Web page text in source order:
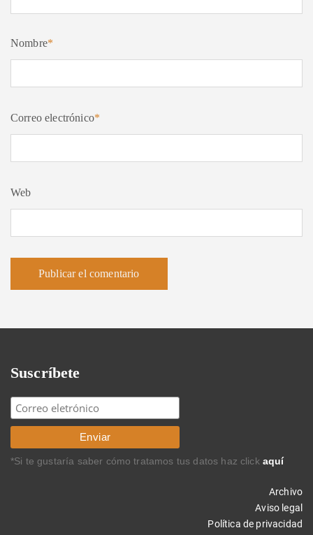
Nombre*
Correo electrónico*
Web
Suscríbete
*Si te gustaría saber cómo tratamos tus datos haz click aquí
Archivo
Aviso legal
Política de privacidad